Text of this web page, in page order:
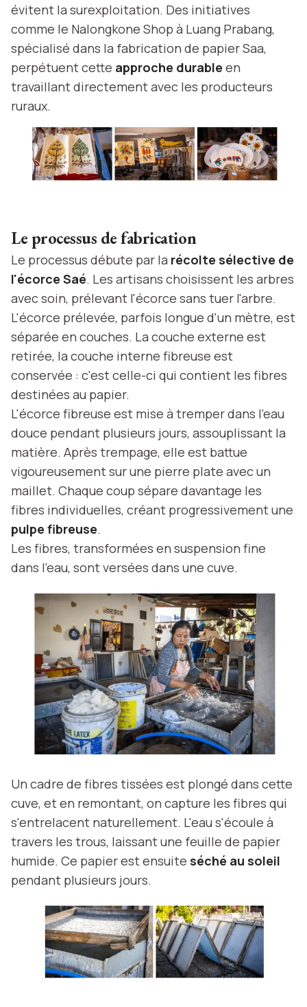
évitent la surexploitation. Des initiatives
comme le Nalongkone Shop à Luang Prabang,
spécialisé dans la fabrication de papier Saa,
perpétuent cette approche durable en
travaillant directement avec les producteurs
ruraux.
Le processus de fabrication
Le processus débute par la récolte sélective de
l'écorce Saé. Les artisans choisissent les arbres
avec soin, prélevant l'écorce sans tuer l'arbre.
L'écorce prélevée, parfois longue d'un mètre, est
séparée en couches. La couche externe est
retirée, la couche interne fibreuse est
conservée : c'est celle-ci qui contient les fibres
destinées au papier.
L'écorce fibreuse est mise à tremper dans l'eau
douce pendant plusieurs jours, assouplissant la
matière. Après trempage, elle est battue
vigoureusement sur une pierre plate avec un
maillet. Chaque coup sépare davantage les
fibres individuelles, créant progressivement une
pulpe fibreuse.
Les fibres, transformées en suspension fine
dans l'eau, sont versées dans une cuve.
Un cadre de fibres tissées est plongé dans cette
cuve, et en remontant, on capture les fibres qui
s'entrelacent naturellement. L'eau s'écoule à
travers les trous, laissant une feuille de papier
humide. Ce papier est ensuite séché au soleil
pendant plusieurs jours.